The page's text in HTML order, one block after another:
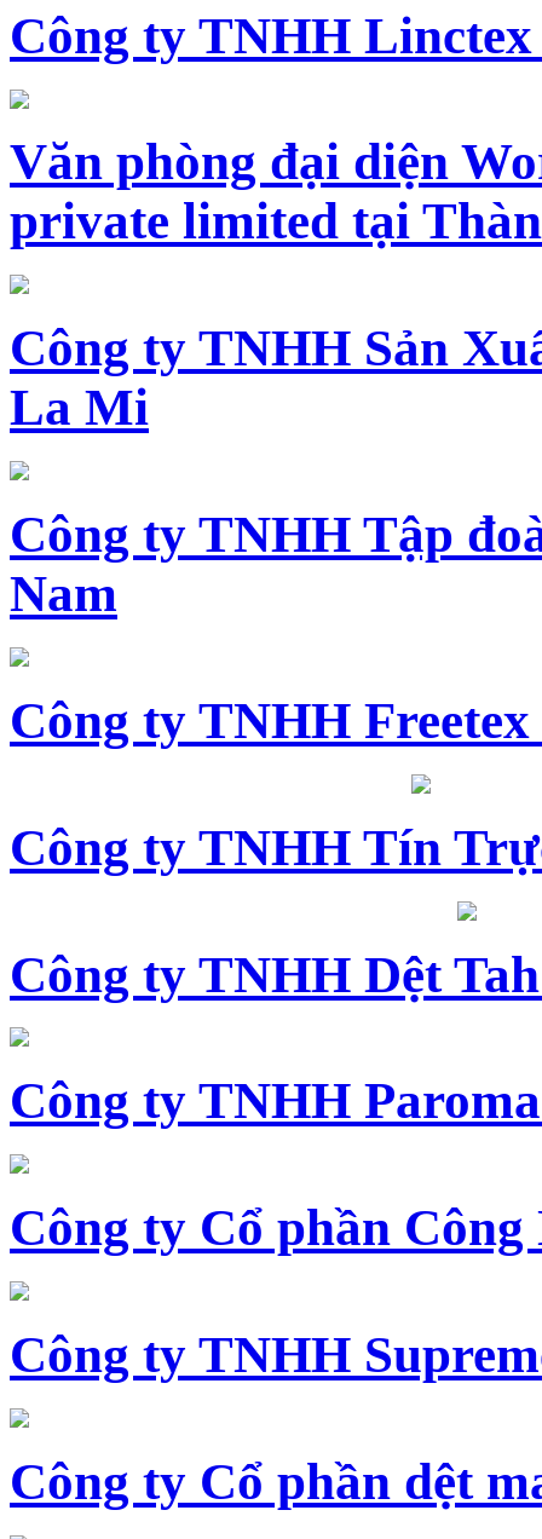
Công ty TNHH Linctex
Văn phòng đại diện
private limited tại
Công ty TNHH Sản
La Mi
Công ty TNHH Tập
Nam
Công ty TNHH
Công ty TNHH Tín
Công ty TNHH Dệt
Công ty TNHH
Công ty Cổ phần Công
Công ty TNHH
Công ty Cổ phần dệt